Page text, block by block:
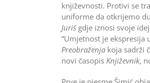
književnosti. Protivi se
uniforme da otkrijemo
Jurišgdje iznosi svoje
“Umjetnost je ekspresija
Preobraženja koja sadrži
novi časopis Književnik,